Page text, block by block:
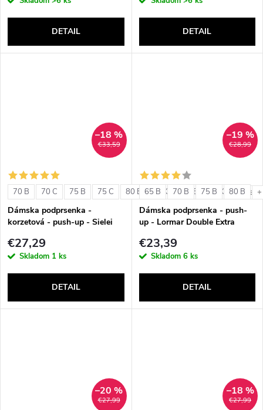
DETAIL DETAIL
€33,59
–18 %
70 B 70 C 75 B 75 C 80 B 80 C 85 B 85 C +
Dámska podprsenka -
korzetová - push-up - Sielei
€27,29
Skladom 1 ks
DETAIL
€28,99
–19 %
65 B 70 B 75 B 80 B
Dámska podprsenka - push-
up - Lormar Double Extra
€23,39
Skladom 6 ks
DETAIL
€27,99
–20 %
€27,99
–18 %